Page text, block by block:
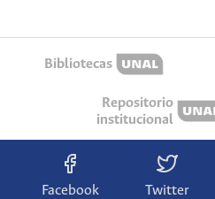
Bibliotecas
Repositorio
institucional
Facebook Twitter